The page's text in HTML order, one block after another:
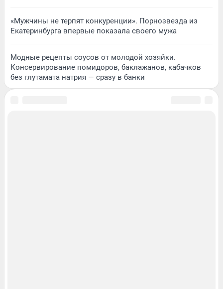
«Мужчины не терпят конкуренции». Порнозвезда из
Екатеринбурга впервые показала своего мужа
Модные рецепты соусов от молодой хозяйки.
Консервирование помидоров, баклажанов, кабачков
без глутамата натрия — сразу в банки